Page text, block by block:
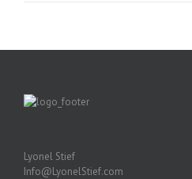
Lyonel Stief
Info@LyonelStief.com